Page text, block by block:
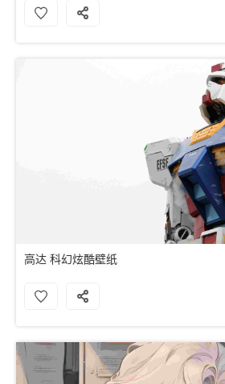
高达 科幻炫酷壁纸